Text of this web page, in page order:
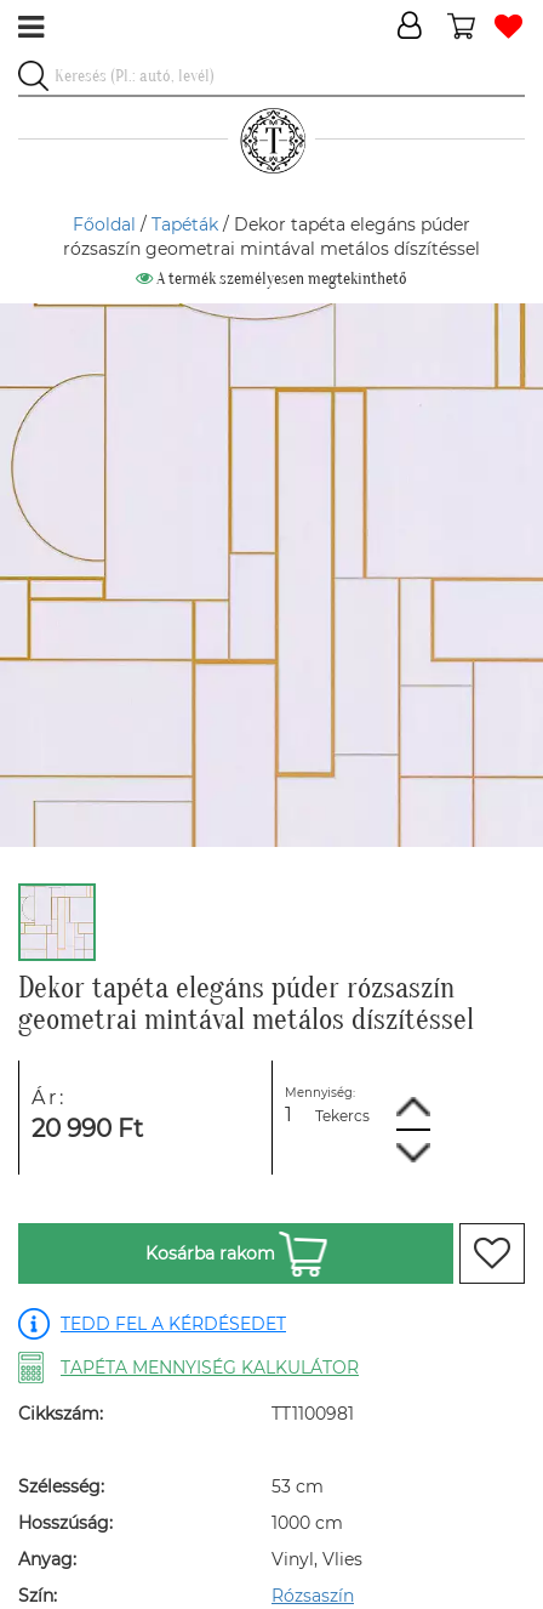
Főoldal / Tapéták / Dekor tapéta elegáns púder
rózsaszín geometrai mintával metálos díszítéssel
A termék személyesen megtekinthető
Dekor tapéta elegáns púder rózsaszín
geometrai mintával metálos díszítéssel
Ár:
20 990 Ft
Mennyiség:
Tekercs
Kosárba rakom
TEDD FEL A KÉRDÉSEDET
TAPÉTA MENNYISÉG KALKULÁTOR
Cikkszám: TT1100981
Szélesség:
53 cm
Hosszúság:
1000 cm
Anyag:
Vinyl, Vlies
Szín:
Rózsaszín